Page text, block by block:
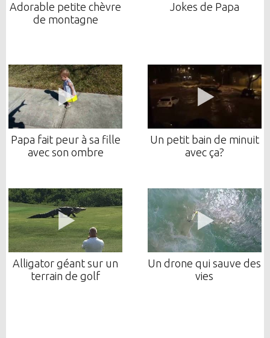
Adorable petite chèvre
de montagne
Jokes de Papa
Papa fait peur à sa fille
avec son ombre
Un petit bain de minuit
avec ça?
Alligator géant sur un
terrain de golf
Un drone qui sauve des
vies